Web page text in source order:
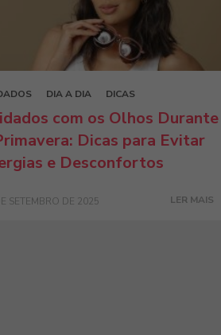
DIA A DIA DICAS
com os Olhos Durante
Dicas para Evitar
e Desconfortos
SETEMBRO DE 2025 LER MAIS